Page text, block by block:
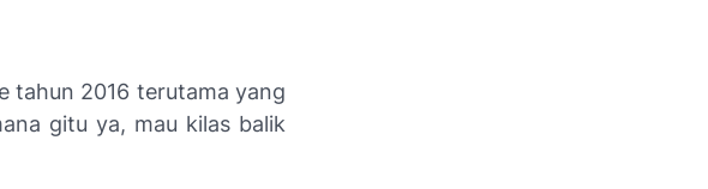
tahun 2016 terutama yang
gitu ya, mau kilas balik